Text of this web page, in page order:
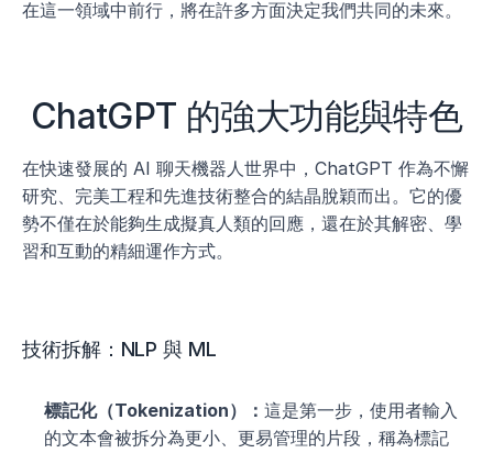
在這一領域中前行，將在許多方面決定我們共同的未來。
ChatGPT 的強大功能與特色
在快速發展的 AI 聊天機器人世界中，ChatGPT 作為不懈
研究、完美工程和先進技術整合的結晶脫穎而出。它的優
勢不僅在於能夠生成擬真人類的回應，還在於其解密、學
習和互動的精細運作方式。
技術拆解：NLP 與 ML
標記化（Tokenization）： 這是第一步，使用者輸入
的文本會被拆分為更小、更易管理的片段，稱為標記